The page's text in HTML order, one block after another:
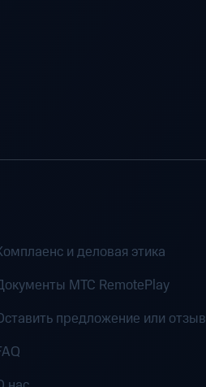
и деловая этика
MTC RemotePlay
предложение или отзыв